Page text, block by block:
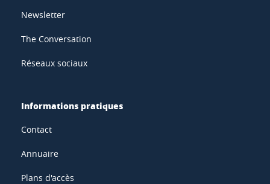
Newsletter
The Conversation
Réseaux sociaux
Informations pratiques
Contact
Annuaire
Plans d'accès